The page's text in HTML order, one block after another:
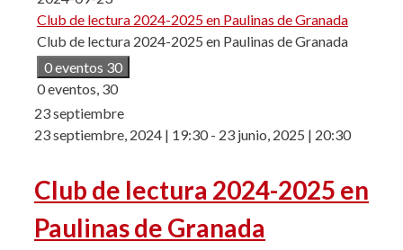
Club de lectura 2024-2025 en Paulinas de Granada
Club de lectura 2024-2025 en Paulinas de Granada
0 eventos 30
0 eventos, 30
23 septiembre
23 septiembre, 2024 | 19:30- 23 junio, 2025 | 20:30
Club de lectura 2024-2025 en
Paulinas de Granada